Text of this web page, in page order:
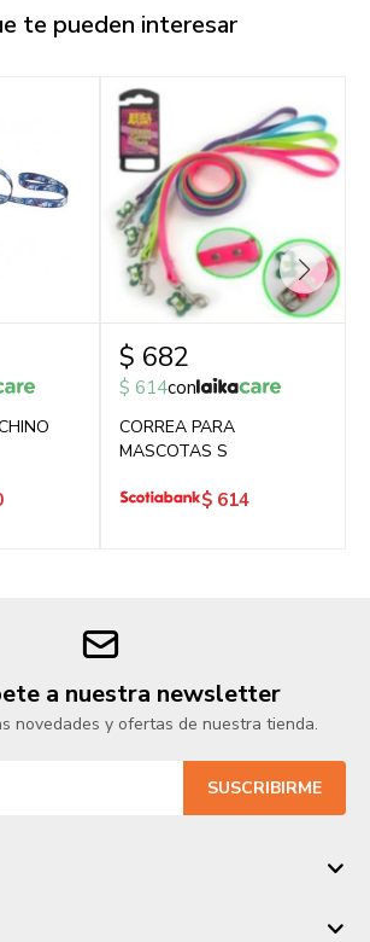
te pueden interesar
$ 682
$ 614con
CORREA PARA
MASCOTAS S
$ 614
a nuestra newsletter
novedades y ofertas de nuestra tienda.
SUSCRIBIRME